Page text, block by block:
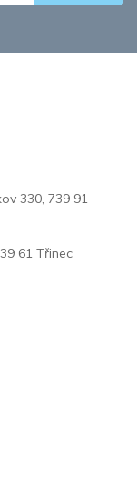
330, 739 91
61 Třinec